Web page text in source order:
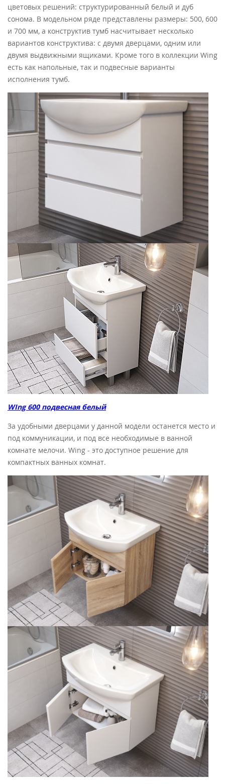
цветовых решений: структурированный белый и дуб
сонома. В модельном ряде представлены размеры: 500, 600
и 700 мм, а конструктив тумб насчитывает несколько
вариантов конструктива: с двумя дверцами, одним или
двумя выдвижными ящиками. Кроме того в коллекции Wing
есть как напольные, так и подвесные варианты
исполнения тумб.
WIng 600 подвесная белый
За удобными дверцами у данной модели останется место и
под коммуникации, и под все необходимые в ванной
комнате мелочи. Wing - это доступное решение для
компактных ванных комнат.